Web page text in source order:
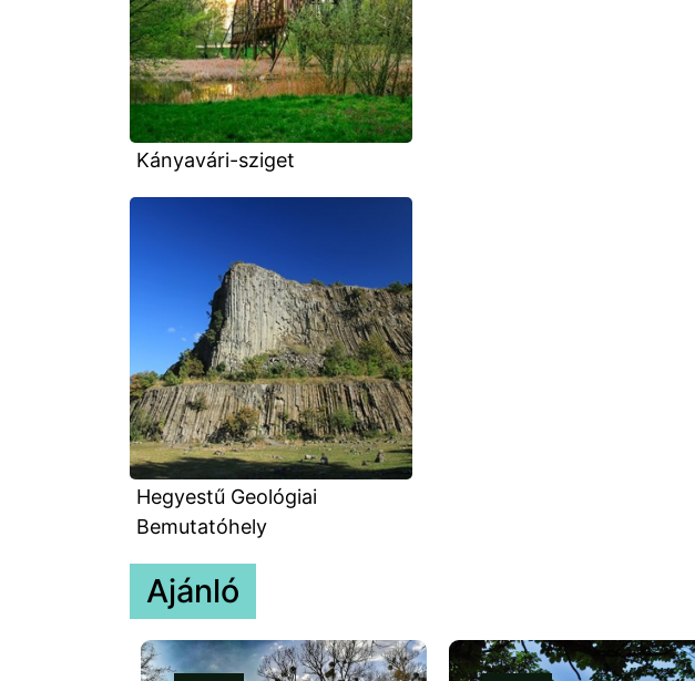
Kányavári-sziget
Hegyestű Geológiai
Bemutatóhely
Ajánló